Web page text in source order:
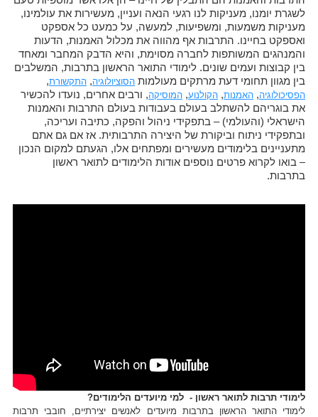
לשגרת יומנו, מעניקות לנו רגעי הנאה ועניין, מעשירות את עולמינו,
מעניקות משמעות, ומשפיעות, למעשה, על כמעט כל אספקט
ואספקט בחיינו. התרבות אף מהווה את מכלול האמנות, הדעות
והמנהגים המשותפות לחברה מסוימת, והיא הדבק המחבר ומאחד
בין קבוצות ועמים שונים. לימודי התואר הראשון בתרבות, המשלבים
בין מגוון תחומי דעת מרתקים מעולמות הסוציולוגיה, התקשורת,
הפסיכולוגיה, האמנות, הקולנוע, המוסיקה, ורבים אחרים, נועדו להכשיר
את בוגריהם להשתלב בעולם בעבודות בעולם התרבות והאמנות
הישראלי (והעולמי) – בתפקידי ניהול והפקה, כתיבה ועריכה,
ובתפקידי ניתוח וביקורת של היצירה התרבותית. אז אם גם אתם
מתעניינים בלימודים מעשירים ומפתחים אלו, הגעתם למקום הנכון
– בואו לקרוא פרטים נוספים אודות הלימודים לתואר ראשון
בתרבות.
לימודי תרבות לתואר ראשון - למי מיועדים הלימודים?
לימודי התואר הראשון בתרבות מיועדים לאנשים יצירתיים, חובבי תרבות